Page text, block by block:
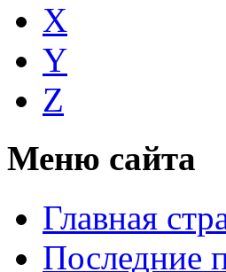
X
Y
Z
Меню сайта
Главная
Последние